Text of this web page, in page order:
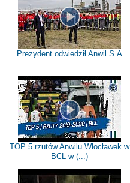
Prezydent odwiedził Anwil S.A
TOP 5 rzutów Anwilu Włocławek w
BCL w (...)